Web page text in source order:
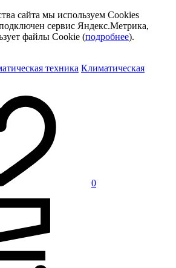
сайта мы используем Cookies
сервис Яндекс.Метрика,
файлы Cookie (подробнее).
Климатическая
0